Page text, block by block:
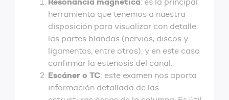
herramienta que tenemos a nuestra
disposición para visualizar con detalle
las partes blandas (nervios, discos y
ligamentos, entre otros), y en este caso
confirmar la estenosis del canal.
Escáner o TC: este examen nos aporta
información detallada de las